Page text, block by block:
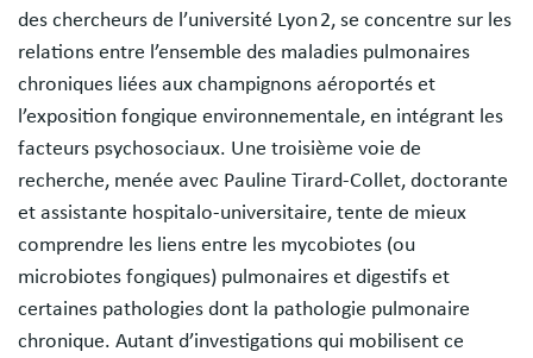
des chercheurs de l’université Lyon 2, se concentre sur les
relations entre l’ensemble des maladies pulmonaires
chroniques liées aux champignons aéroportés et
l’exposition fongique environnementale, en intégrant les
facteurs psychosociaux. Une troisième voie de
recherche, menée avec Pauline Tirard-Collet, doctorante
et assistante hospitalo-universitaire, tente de mieux
comprendre les liens entre les mycobiotes (ou
microbiotes fongiques) pulmonaires et digestifs et
certaines pathologies dont la pathologie pulmonaire
chronique. Autant d’investigations qui mobilisent ce